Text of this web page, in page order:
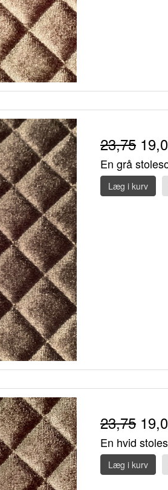
23,75
En grå
Læg i kurv
23,75
En hvid
Læg i kurv